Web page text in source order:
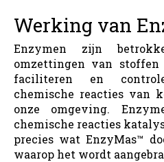
Werking van
Enzymen zijn
omzettingen van
faciliteren en
chemische reacties van
onze omgeving.
chemische reacties
precies wat EnzyMas™
waarop het wordt